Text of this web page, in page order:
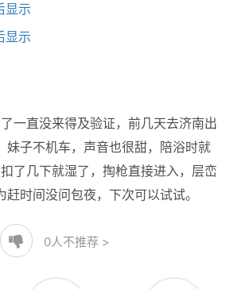
显示
显示
一直没来得及验证，前几天去济南出
妹子不机车，声音也很甜，陪浴时就
了几下就湿了，掏枪直接进入，层峦
时间没问包夜，下次可以试试。
0人不推荐 >